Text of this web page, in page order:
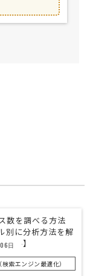
日
索エンジン最適化）